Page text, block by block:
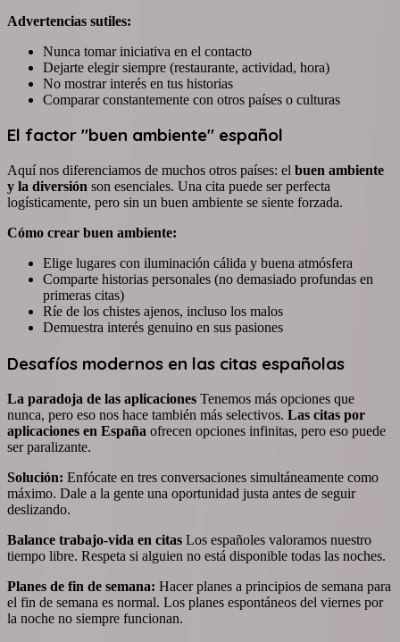
Advertencias sutiles:
Nunca tomar iniciativa en el contacto
Dejarte elegir siempre (restaurante, actividad, hora)
No mostrar interés en tus historias
Comparar constantemente con otros países o culturas
El factor "buen ambiente" español
Aquí nos diferenciamos de muchos otros países: el buen ambiente
y la diversión son esenciales. Una cita puede ser perfecta
logísticamente, pero sin un buen ambiente se siente forzada.
Cómo crear buen ambiente:
Elige lugares con iluminación cálida y buena atmósfera
Comparte historias personales (no demasiado profundas en
primeras citas)
Ríe de los chistes ajenos, incluso los malos
Demuestra interés genuino en sus pasiones
Desafíos modernos en las citas españolas
La paradoja de las aplicaciones Tenemos más opciones que
nunca, pero eso nos hace también más selectivos. Las citas por
aplicaciones en España ofrecen opciones infinitas, pero eso puede
ser paralizante.
Solución: Enfócate en tres conversaciones simultáneamente como
máximo. Dale a la gente una oportunidad justa antes de seguir
deslizando.
Balance trabajo-vida en citas Los españoles valoramos nuestro
tiempo libre. Respeta si alguien no está disponible todas las noches.
Planes de fin de semana: Hacer planes a principios de semana para
el fin de semana es normal. Los planes espontáneos del viernes por
la noche no siempre funcionan.